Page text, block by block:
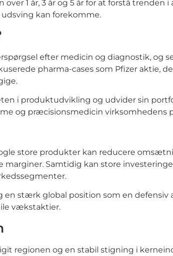
1 år, 3 år og 5 år for at forstå trenden
kan forekomme.
efter medicin og diagnostik, og
pharma-cases som Pfizer aktie,
i produktudvikling og udvider sin
og præcisionsmedicin virksomhedens
store produkter kan reducere
Samtidig kan store
stærk global position som en
vækstaktier.
regionen og en stabil stigning i